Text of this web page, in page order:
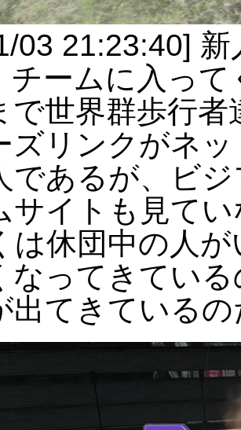
03 21:23:40] 新
ームに入って
で世界群歩行
ズリンクがネ
であるが、ビ
サイトも見て
は休団中の人
なってきてい
出てきている